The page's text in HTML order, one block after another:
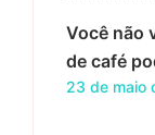
Você não
de café
23 de maio